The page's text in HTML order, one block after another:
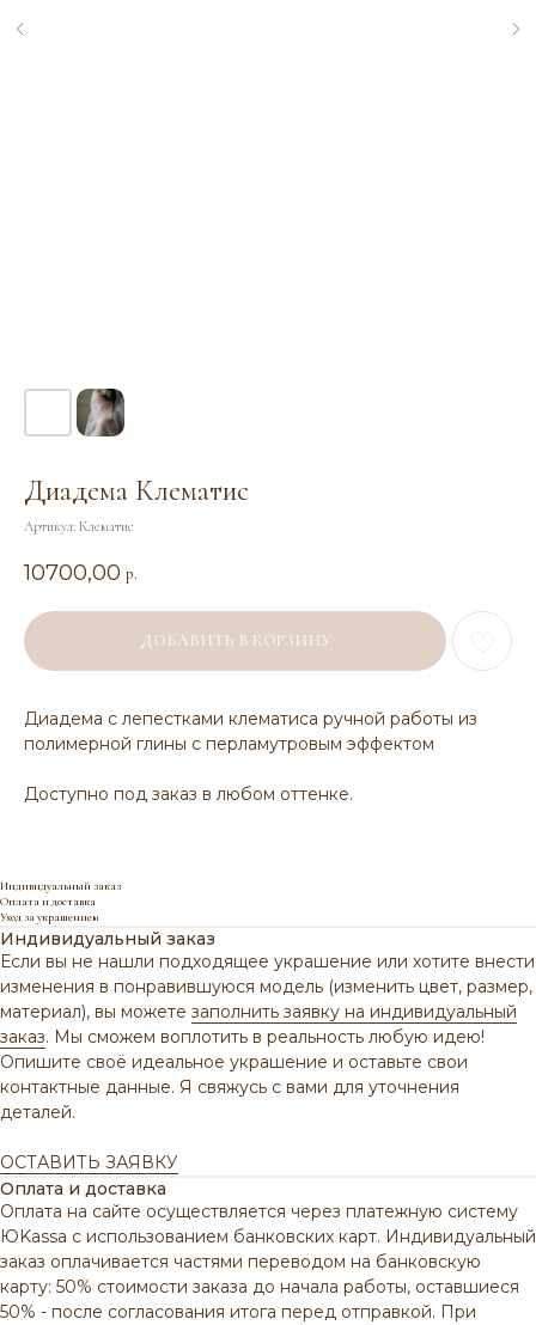
Диадема Клематис
Артикул: Клематис
10700,00 р.
ДОБАВИТЬ В КОРЗИНУ
Диадема с лепестками клематиса ручной работы из
полимерной глины с перламутровым эффектом
Доступно под заказ в любом оттенке.
Индивидуальный заказ
Оплата и доставка
Уход за украшением
Индивидуальный заказ
Если вы не нашли подходящее украшение или хотите внести
изменения в понравившуюся модель (изменить цвет, размер,
материал), вы можете заполнить заявку на индивидуальный
заказ. Мы сможем воплотить в реальность любую идею!
Опишите своё идеальное украшение и оставьте свои
контактные данные. Я свяжусь с вами для уточнения
деталей.
ОСТАВИТЬ ЗАЯВКУ
Оплата и доставка
Оплата на сайте осуществляется через платежную систему
ЮKassa с использованием банковских карт. Индивидуальный
заказ оплачивается частями переводом на банковскую
карту: 50% стоимости заказа до начала работы, оставшиеся
50% - после согласования итога перед отправкой. При